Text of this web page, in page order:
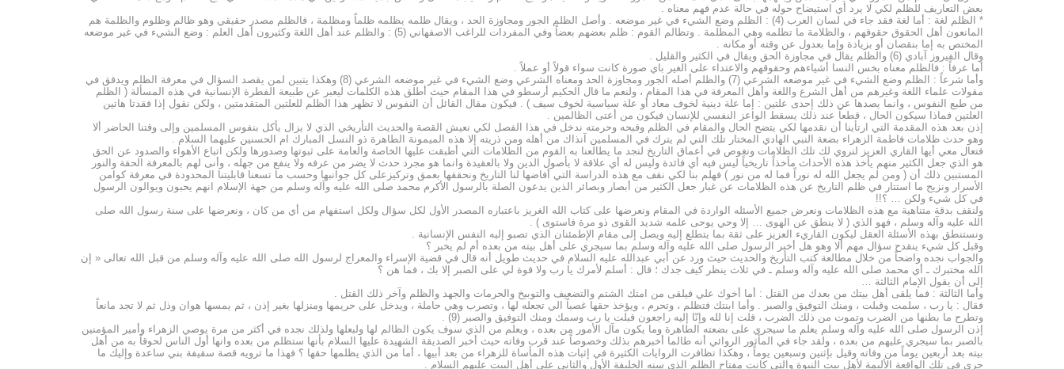
بعض التعاريف للظلم لكي لا يرد أي استيضاح حوله في حالة عدم فهم معناه .
* الظلم لغة : أما لغة فقد جاء في لسان العرب (4) : الظلم وضع الشيء في غير موضعه . وأصل الظلم الجور ومجاوزة الحد ، ويقال ظلمه يظلمه ظلماً ومظلمة ، فالظلم مصدر حقيقي وهو ظالم وظلوم والظلمة هم
المانعون أهل الحقوق حقوقهم ، والظلامة ما تظلمه وهي المظلمة . وتظالم القوم : ظلم بعضهم بعضاً وفي المفردات للراغب الاصفهاني (5) : والظلم عند أهل اللغة وكثيرون أهل العلم : وضع الشيء في غير موضعه
المختص به إما بنقصان أو بزيادة وإما بعدول عن وقته أو مكانه .
وقال الفيروز آبادي (6) والظلم يقال في مجاوزة الحق ويقال في الكثير والقليل .
أما عرفاً : فالظلم معناه بخس النسا أشياءهم وحقوقهم والاعتداء على الغير باي صورة كانت سواء قولاً أو عملاً .
وأما شرعاً : الظلم وضع الشيء في غير موضعه الشرعي (7) والظلم أصله الجور ومجاوزة الحد ومعناه الشرعي وضع الشيء في غير موضعه الشرعي (8) وهكذا يتبين لمن يقصد السؤال في معرفة الظلم ويدقق في
مقولات علماء اللغة وغيرهم من أهل الشرع واللغة وأهل المعرفة في هذا المقام ، ولنعم ما قال الحكيم أرسطو في هذا المقام حيث أطلق هذه الكلمات ليعبر عن طبيعة الفطرة الإنسانية في هذه المسألة ( الظلم
من طبع النفوس ، وانما يصدها عن ذلك إحدى علتين : إما علة دينية لخوف معاد أو علة سياسية لخوف سيف ) . فيكون مقال القائل أن النفوس لا تظهر هذا الظلم للعلتين المتقدمتين ، ولكن نقول إذا فقدتا هاتين
العلتين فماذا سيكون الحال ، قطعاً عند ذلك يسقط الواعز النفسي للإنسان فيكون من أعتى الظالمين .
إذن بعد هذه المقدمة التي ارتأينا أن نقدمها لكي يتضح الحال والمقام في الظلم وقبحه وحرمته ندخل في هذا الفصل لكي نعيش القصة والحديث التأريخي الذي لا يزال يأكل بنفوس المسلمين وإلى وقتنا الحاضر ألا
وهو حدث ظلامات فاطمة الزهراء بضعة النبي الهادي المختار تلك التي لم يترك في المسلمين آنذاك من أهله ومن ذريته إلا هذه الميمونة الطاهرة ذو النسل المبارك ام الحسنين عليهما السلام .
فتعال معي أيها القاري العزيز لنروي لك تلك الظلامات ونغوص في أعماق التاريخ لنجد ما يطالعنا به القوم من الظلامات التي أطبقت عليها الخاصة والعامة على ثبوتها وصدورها ولكن اتباع الأهواء والصدود عن الحق
هو الذي جعل الكثير منهم يأخذ هذه الأحداث مأخذاً تاريخياً ليس فيه أي فائدة وليس له أي علاقة لا بأصول الدين ولا بالعقيدة وانما هو مجرد حدث لا يضر من عرفه ولا ينفع من جهله ، وأنى لهم بالمعرفة الحقة والنور
المستبين ذلك أن ( ومن لم يجعل الله له نوراً فما له من نور ) فهلم بنا لكي نقف مع هذه الدراسة التي أفاضها لنا التاريخ ونحققها بعمق وتركيزعلى كل جوانبها وحسب ما تسعنا قابليتنا المحدودة في معرفة كوامن
الأسرار ونزيح ما استتار في ظلم التاريخ عن هذه الظلامات عن غبار جعل الكثير من أبصار وبصائر الذين يدعون الصلة بالرسول الأكرم محمد صلى الله عليه وآله وسلم من جهة الإسلام انهم يحبون ويوالون الرسول
في كل شيء ولكن … ؟!!
ولنقف بدقة متناهية مع هذه الظلامات ونعرض جميع الأسئله الواردة في المقام ونعرضها على كتاب الله الغريز باعتباره المصدر الأول لكل سؤال ولكل استفهام من أي من كان ، ونعرضها على سنة رسول الله صلى
الله عليه وآله وسلم ، فهو الذي ( لا ينطق عن الهوى … إلا وحي يوحى علمه شديد القوى ذو مرة فاستوى ) .
ونستنطق بهذه الأسئلة العقل ليكون القاريء العزيز على ثقة بما يتطلع إليه ويصل إلى مقام الإطمئنان الذي تصبو إليه النفس الإنسانية .
وقبل كل شيء ينقدح سؤال مهم ألا وهو هل أخبر الرسول صلى الله عليه وآله وسلم بما سيجري على أهل بيته من بعده أم لم يخبر ؟
والجواب نجده واضحاً من خلال مطالعة كتب التأريخ والحديث حيث ورد عن أبي عبدالله عليه السلام في حديث طويل أنه قال في قضية الإسراء والمعراج لرسول الله صلى الله عليه وآله وسلم من قبل الله تعالى « إن
الله مختبرك ـ أي محمد صلى الله عليه وآله وسلم ـ في ثلاث ينظر كيف جدك ؛ قال : أسلم لأمرك يا رب ولا قوة لي على الصبر إلا بك ، فما هن ؟
إلى أن يقول الإمام الثالثة …
وأما الثالثة : فما يلقى أهل بيتك من بعدك من القتل : أما أخوك علي فيلقى من امتك الشتم والتضعيف والتوبيخ والحرمات والجهد والظلم وآخر ذلك القتل .
فقال : يا رب ، سلمت وقبلت ، ومنك التوفيق والصبر . وأما ابنتك فتظلم ، وتحرم ، ويؤخذ حقها غصباً الي تجعله لها ، وتصرب وهي حاملة ، ويدخل على حريمها ومنزلها بغير إذن ، ثم يمسها هوان وذل ثم لا تجد مانعاً
وتطرح ما بطنها من الضرب وتموت من ذلك الضرب ، قلت إنا لله وإنّا إليه راجعون قبلت يا رب وسمك ومنك التوفيق والصبر (9) .
إذن الرسول صلى الله عليه وآله وسلم يعلم ما سيجري على بضعته الطاهرة وما يكون مآل الأمور من بعده ، ويعلم من الذي سوف يكون الظالم لها ولبعلها ولذلك نجده في أكثر من مرة يوصي الزهراء وأمير المؤمنين
بالصبر بما سيجري عليهم من بعده ، ولقد جاء في المأثور الروائي أنه طالما أخبرهم بذلك وخصوصاً عند قرب وفاته حيث أخبر الصديقة الشهيدة عليها السلام بأنها ستظلم من بعده وانها أول الناس لحوقاً به من أهل
بيته بعد أربعين يوماً من وفاته وقيل بإثنين وسبعين يوماً ، وهكذا تظافرت الروايات الكثيرة في إثبات هذه المأساة للزهراء من بعد أبيها ، أما من الذي يظلمها حقها ؟ فهذا ما ترويه قصة سقيفة بني ساعدة وإليك ما
جرى في تلك الواقعة الأليمة لأهل بيت النبوة والتي كانت مفتاح الظلم الذي سنه الخليفة الأول والثاني على أهل البيت عليهم السلام .